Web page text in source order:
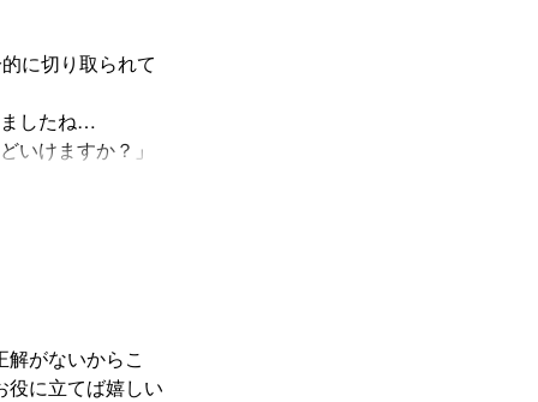
に切り取られて
したね…
いけますか？」
がないからこ
役に立てば嬉しい